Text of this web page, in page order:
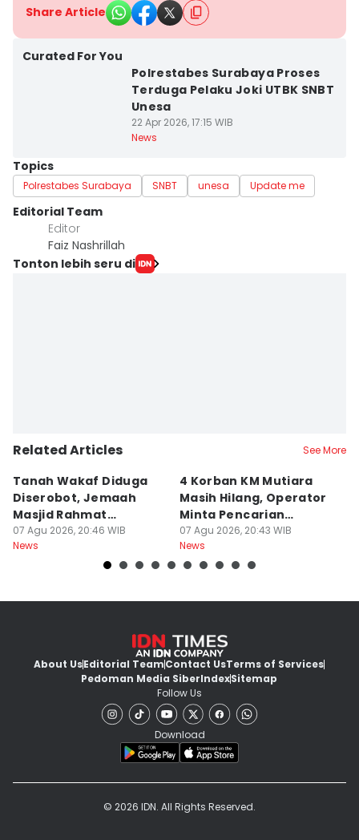
Share Article
Curated For You
Polrestabes Surabaya Proses
Terduga Pelaku Joki UTBK SNBT
Unesa
22 Apr 2026, 17:15 WIB
News
Topics
Polrestabes Surabaya SNBT unesa Update me
Editorial Team
Editor
Faiz Nashrillah
Tonton lebih seru di
Related Articles See More
Tanah Wakaf Diduga
Diserobot, Jemaah
Masjid Rahmat
Surabaya Protes
07 Agu 2026, 20:46 WIB
News
4 Korban KM Mutiara
Masih Hilang, Operator
Minta Pencarian
Dilanjut
07 Agu 2026, 20:43 WIB
News
About UsEditorial TeamContact UsTerms of Services
Pedoman Media SiberIndexSitemap
Follow Us
Download
© 2026 IDN. All Rights Reserved.